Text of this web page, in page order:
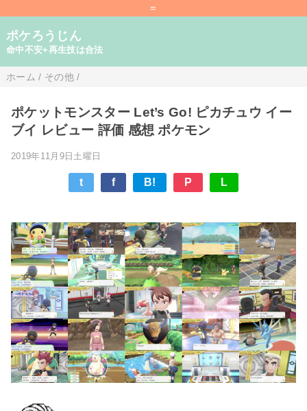
=
ポケろうじん
命中不安+再生技は合法
ホーム / その他/
ポケットモンスター Let’s Go! ピカチュウ イー
ブイ レビュー 評価 感想 ポケモン
2019年11月9日土曜日
t f B! P L